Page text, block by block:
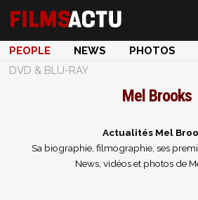
PEOPLE NEWS PHOTOS
DVD & BLU-RAY
Mel Brooks
Actualités Mel
Sa biographie, filmographie, ses
News, vidéos et photos de